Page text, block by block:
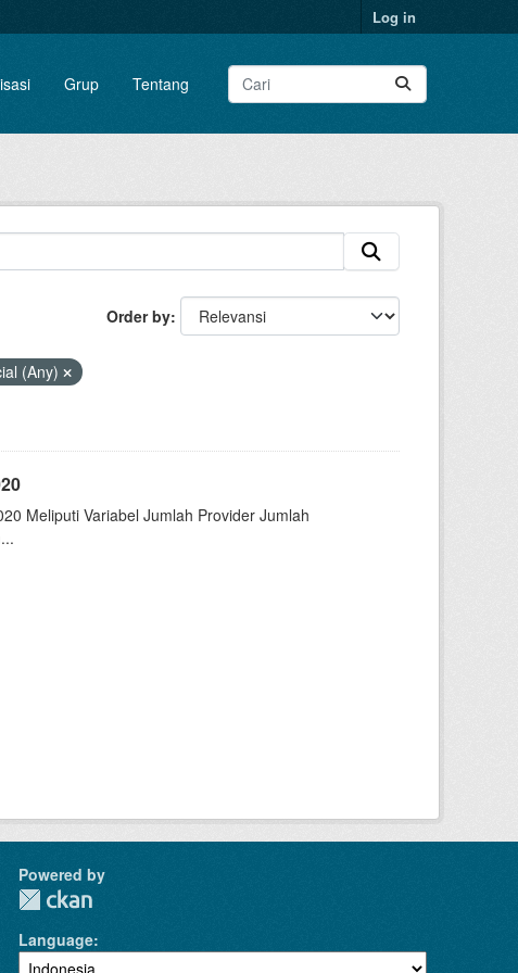
Log in
Grup Tentang
Order by
(Any)
Meliputi Variabel Jumlah Provider Jumlah
Powered by
Language